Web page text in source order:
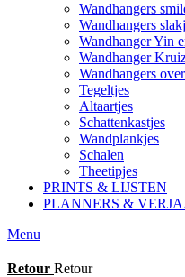
Wandhangers
Wandhangers
Wandhanger Yin
Wandhanger
Wandhangers
Tegeltjes
Altaartjes
Schattenkastjes
Wandplankjes
Schalen
Theetipjes
PRINTS & LIJSTEN
PLANNERS &
Menu
Retour Retour